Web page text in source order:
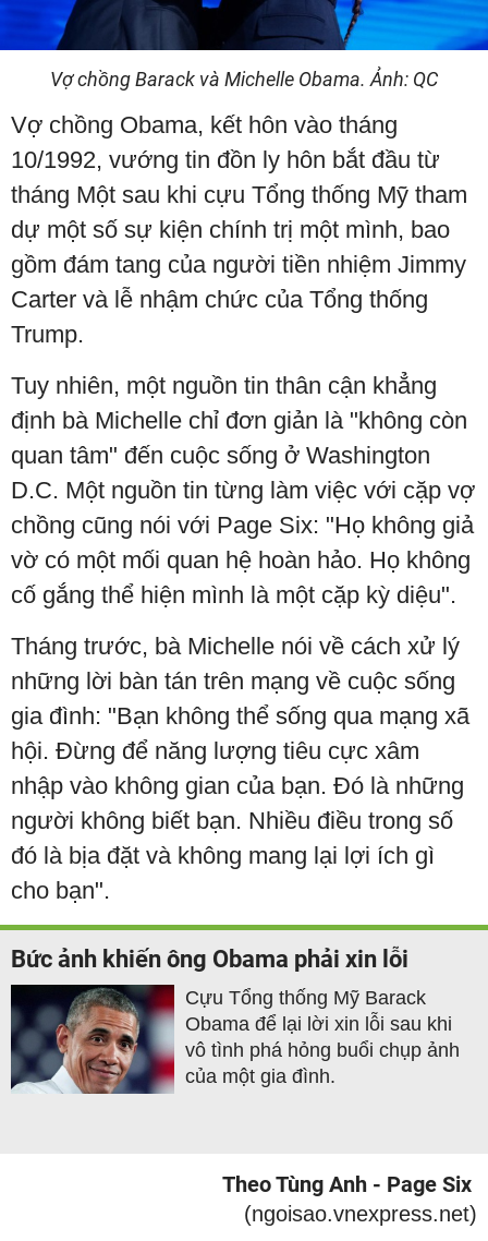
Vợ chồng Barack và Michelle Obama. Ảnh: QC
Vợ chồng Obama, kết hôn vào tháng
10/1992, vướng tin đồn ly hôn bắt đầu từ
tháng Một sau khi cựu Tổng thống Mỹ tham
dự một số sự kiện chính trị một mình, bao
gồm đám tang của người tiền nhiệm Jimmy
Carter và lễ nhậm chức của Tổng thống
Trump.
Tuy nhiên, một nguồn tin thân cận khẳng
định bà Michelle chỉ đơn giản là "không còn
quan tâm" đến cuộc sống ở Washington
D.C. Một nguồn tin từng làm việc với cặp vợ
chồng cũng nói với Page Six: "Họ không giả
vờ có một mối quan hệ hoàn hảo. Họ không
cố gắng thể hiện mình là một cặp kỳ diệu".
Tháng trước, bà Michelle nói về cách xử lý
những lời bàn tán trên mạng về cuộc sống
gia đình: "Bạn không thể sống qua mạng xã
hội. Đừng để năng lượng tiêu cực xâm
nhập vào không gian của bạn. Đó là những
người không biết bạn. Nhiều điều trong số
đó là bịa đặt và không mang lại lợi ích gì
cho bạn".
Bức ảnh khiến ông Obama phải xin lỗi
Cựu Tổng thống Mỹ Barack
Obama để lại lời xin lỗi sau khi
vô tình phá hỏng buổi chụp ảnh
của một gia đình.
Theo Tùng Anh - Page Six
(ngoisao.vnexpress.net)